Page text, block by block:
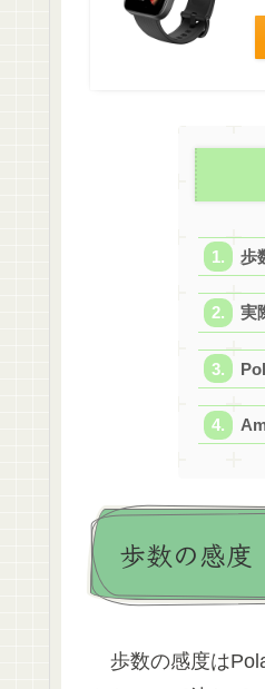
歩
実
歩数の感度
歩数の感度は